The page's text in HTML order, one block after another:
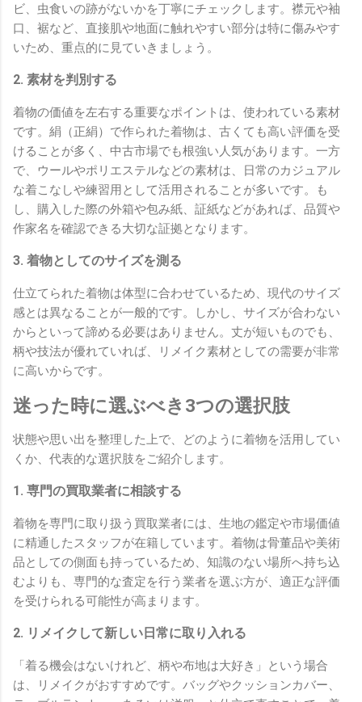
ビ、虫食いの跡がないかを丁寧にチェックします。襟元や袖
口、裾など、直接肌や地面に触れやすい部分は特に傷みやす
いため、重点的に見ていきましょう。
2. 素材を判別する
着物の価値を左右する重要なポイントは、使われている素材
です。絹（正絹）で作られた着物は、古くても高い評価を受
けることが多く、中古市場でも根強い人気があります。一方
で、ウールやポリエステルなどの素材は、日常のカジュアル
な着こなしや練習用として活用されることが多いです。も
し、購入した際の外箱や包み紙、証紙などがあれば、品質や
作家名を確認できる大切な証拠となります。
3. 着物としてのサイズを測る
仕立てられた着物は体型に合わせているため、現代のサイズ
感とは異なることが一般的です。しかし、サイズが合わない
からといって諦める必要はありません。丈が短いものでも、
柄や技法が優れていれば、リメイク素材としての需要が非常
に高いからです。
迷った時に選ぶべき3つの選択肢
状態や思い出を整理した上で、どのように着物を活用してい
くか、代表的な選択肢をご紹介します。
1. 専門の買取業者に相談する
着物を専門に取り扱う買取業者には、生地の鑑定や市場価値
に精通したスタッフが在籍しています。着物は骨董品や美術
品としての側面も持っているため、知識のない場所へ持ち込
むよりも、専門的な査定を行う業者を選ぶ方が、適正な評価
を受けられる可能性が高まります。
2. リメイクして新しい日常に取り入れる
「着る機会はないけれど、柄や布地は大好き」という場合
は、リメイクがおすすめです。バッグやクッションカバー、